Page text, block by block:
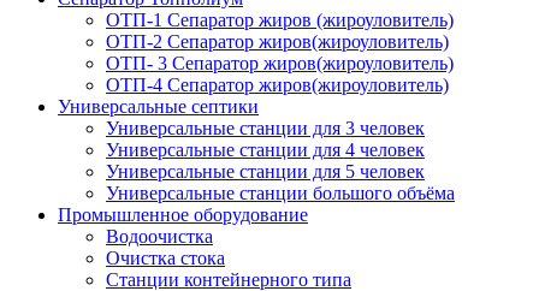
ОТП-1 Сепаратор жиров (жироуловитель)
ОТП-2 Сепаратор жиров(жироуловитель)
ОТП- 3 Сепаратор жиров(жироуловитель)
ОТП-4 Сепаратор жиров(жироуловитель)
Универсальные септики
Универсальные станции для 3 человек
Универсальные станции для 4 человек
Универсальные станции для 5 человек
Универсальные станции большого объёма
Промышленное оборудование
Водоочистка
Очистка стока
Станции контейнерного типа